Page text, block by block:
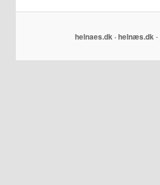
helnaes.dk · helnæs.dk -